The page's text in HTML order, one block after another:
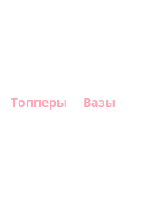
Топперы
Вазы